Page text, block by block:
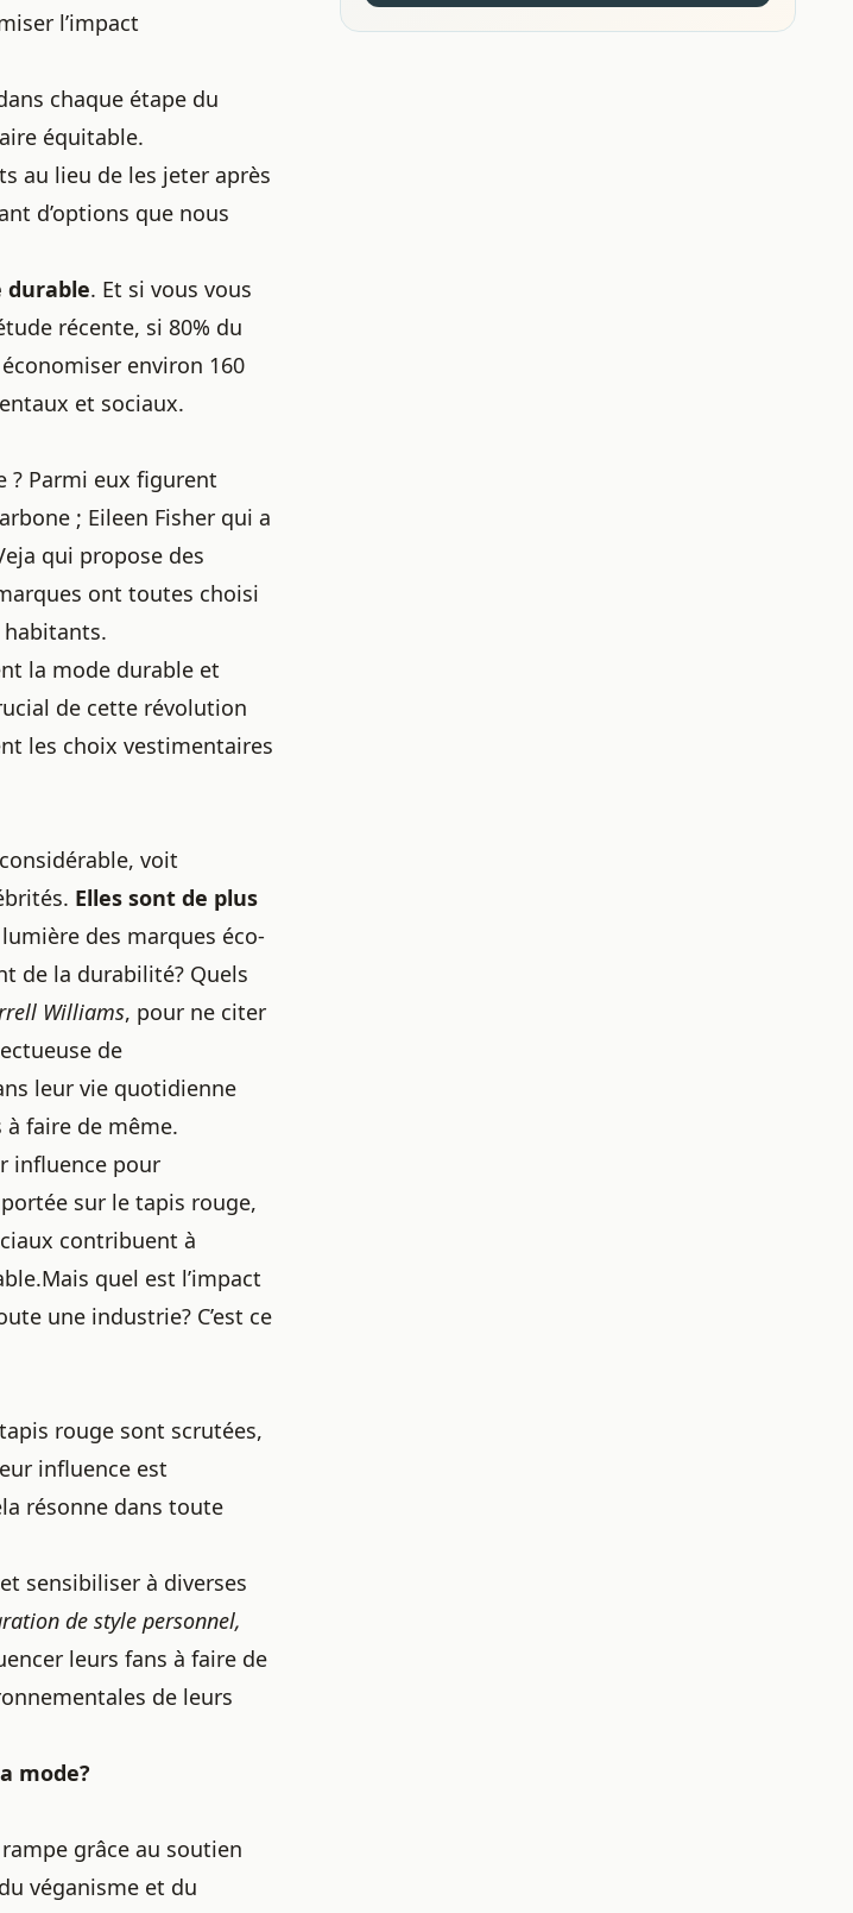
l’impact
chaque étape du
équitable.
au lieu de les jeter après
d’options que nous
durable. Et si vous vous
récente, si 80% du
environ 160
et sociaux.
? Parmi eux figurent
; Eileen Fisher qui a
qui propose des
ont toutes choisi
habitants.
la mode durable et
de cette révolution
les choix vestimentaires
voit
Elles sont de plus
des marques éco-
de la durabilité? Quels
Williams, pour ne citer
de
leur vie quotidienne
faire de même.
influence pour
sur le tapis rouge,
contribuent à
quel est l’impact
une industrie? C’est ce
rouge sont scrutées,
influence est
résonne dans toute
sensibiliser à diverses
de style personnel,
leurs fans à faire de
de leurs
mode?
grâce au soutien
véganisme et du